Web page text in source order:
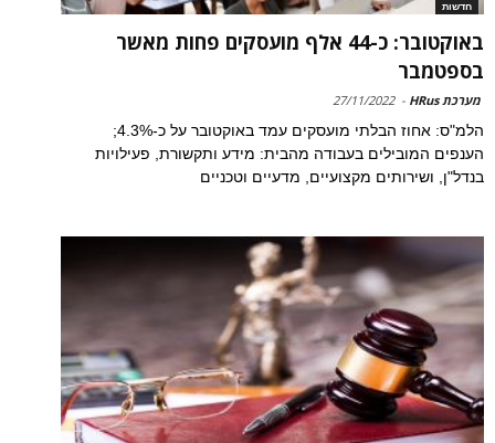
חדשות
באוקטובר: כ-44 אלף מועסקים פחות מאשר
בספטמבר
מערכת HRus -
27/11/2022
הלמ"ס: אחוז הבלתי מועסקים עמד באוקטובר על כ-4.3%;
הענפים המובילים בעבודה מהבית: מידע ותקשורת, פעילויות
בנדל"ן, ושירותים מקצועיים, מדעיים וטכניים